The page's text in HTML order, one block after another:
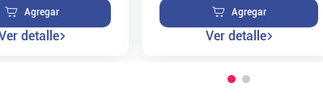
Agregar
detalle
Agregar
Ver detalle